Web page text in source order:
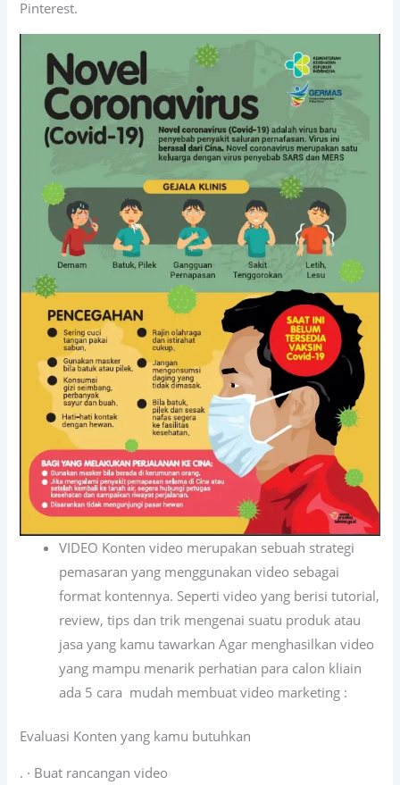
Pinterest.
VIDEO Konten video merupakan sebuah strategi
pemasaran yang menggunakan video sebagai
format kontennya. Seperti video yang berisi tutorial,
review, tips dan trik mengenai suatu produk atau
jasa yang kamu tawarkan Agar menghasilkan video
yang mampu menarik perhatian para calon kliain
ada 5 cara mudah membuat video marketing :
Evaluasi Konten yang kamu butuhkan
. · Buat rancangan video